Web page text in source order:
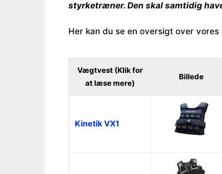
styrketræner. Den skal samtidig
Her kan du se en oversigt over
Vægtvest (Klik for
at læse mere)
Billede
Kinetik VX1